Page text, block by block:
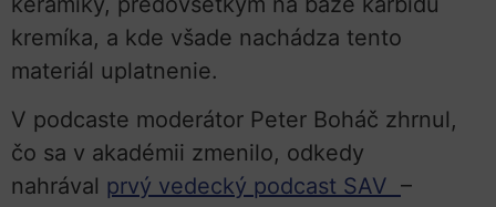
kremíka, a kde všade nachádza tento
materiál uplatnenie.
V podcaste moderátor Peter Boháč zhrnul,
čo sa v akadémii zmenilo, odkedy
nahrával prvý vedecký podcast SAV –